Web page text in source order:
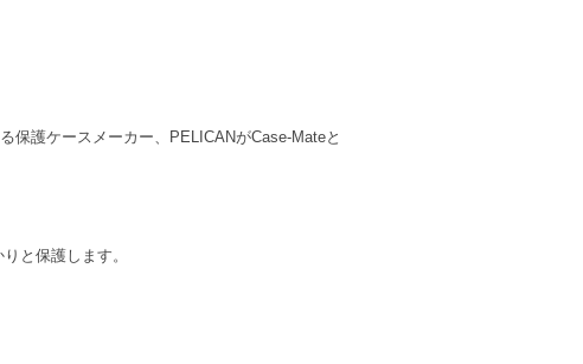
保護ケースメーカー、PELICANがCase-Mateと
と保護します。